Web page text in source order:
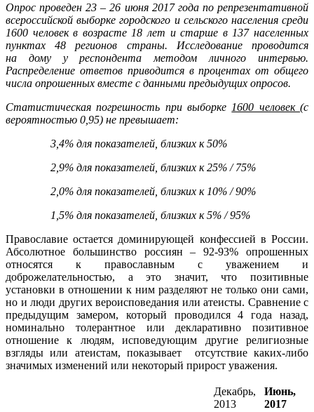
Опрос проведен 23 – 26 июня 2017 года по репрезентативной
всероссийской выборке городского и сельского населения среди
1600 человек в возрасте 18 лет и старше в 137 населенных
пунктах 48 регионов страны. Исследование проводится
на дому у респондента методом личного интервью.
Распределение ответов приводится в процентах от общего
числа опрошенных вместе с данными предыдущих опросов.
Статистическая погрешность при выборке 1600 человек(с
вероятностью 0,95) не превышает:
3,4% для показателей, близких к 50%
2,9% для показателей, близких к 25% / 75%
2,0% для показателей, близких к 10% / 90%
1,5% для показателей, близких к 5% / 95%
Православие остается доминирующей конфессией в России.
Абсолютное большинство россиян – 92-93% опрошенных
относятся к православным с уважением и
доброжелательностью, а это значит, что позитивные
установки в отношении к ним разделяют не только они сами,
но и люди других вероисповедания или атеисты. Сравнение с
предыдущим замером, который проводился 4 года назад,
номинально толерантное или декларативно позитивное
отношение к людям, исповедующим другие религиозные
взгляды или атеистам, показывает отсутствие каких-либо
значимых изменений или некоторый прирост уважения.
Декабрь,
2013
Июнь,
2017